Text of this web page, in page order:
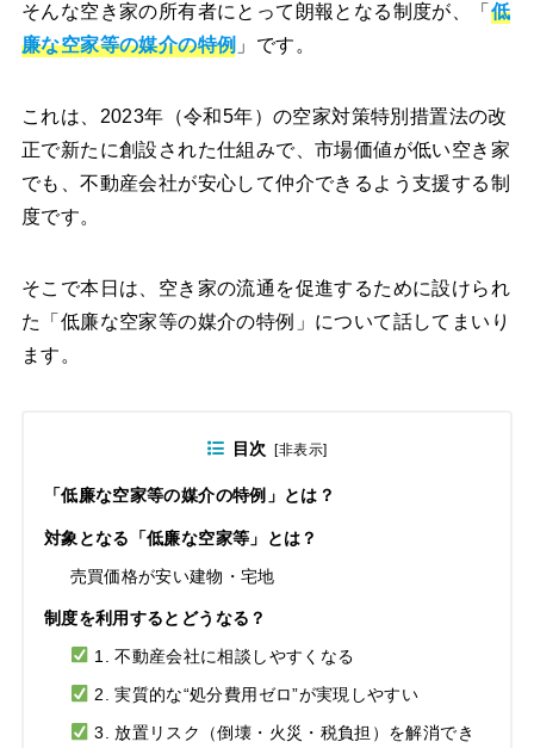
そんな空き家の所有者にとって朗報となる制度が、「 低
廉な空家等の媒介の特例 」です。
これは、2023年（令和5年）の空家対策特別措置法の改
正で新たに創設された仕組みで、市場価値が低い空き家
でも、不動産会社が安心して仲介できるよう支援する制
度です。
そこで本日は、空き家の流通を促進するために設けられ
た「低廉な空家等の媒介の特例」について話してまいり
ます。
目次 [非表示]
「低廉な空家等の媒介の特例」とは？
対象となる「低廉な空家等」とは？
売買価格が安い建物・宅地
制度を利用するとどうなる？
1. 不動産会社に相談しやすくなる
2. 実質的な“処分費用ゼロ”が実現しやすい
3. 放置リスク（倒壊・火災・税負担）を解消でき